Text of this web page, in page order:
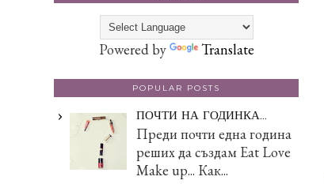
Powered by Translate
POPULAR POSTS
ПОЧТИ НА ГОДИНКА...
Преди почти една година
реших да създам Eat Love
Make up... Как...